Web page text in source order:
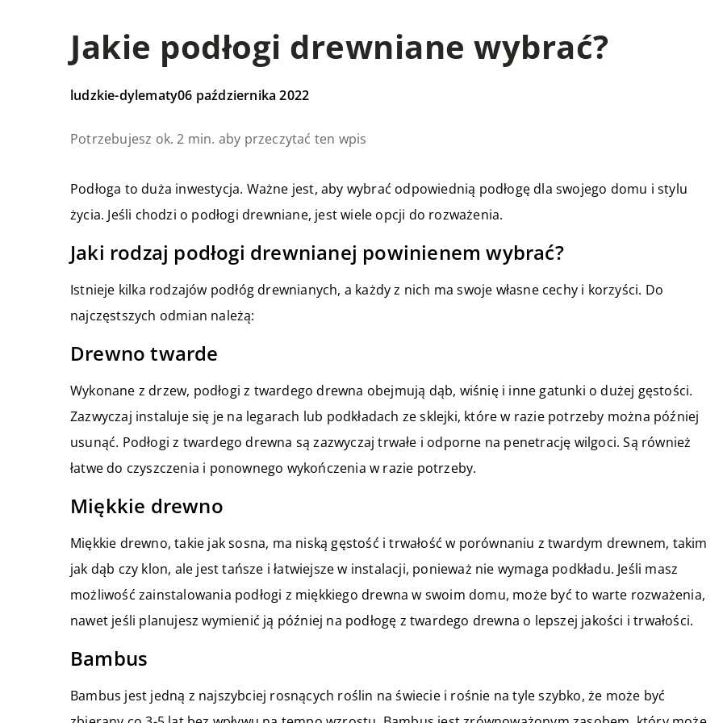
Jakie podłogi drewniane wybrać?
ludzkie-dylematy06 października 2022
Potrzebujesz ok. 2 min. aby przeczytać ten wpis
Podłoga to duża inwestycja. Ważne jest, aby wybrać odpowiednią podłogę dla swojego domu i stylu
życia. Jeśli chodzi o podłogi drewniane, jest wiele opcji do rozważenia.
Jaki rodzaj podłogi drewnianej powinienem wybrać?
Istnieje kilka rodzajów podłóg drewnianych, a każdy z nich ma swoje własne cechy i korzyści. Do
najczęstszych odmian należą:
Drewno twarde
Wykonane z drzew, podłogi z twardego drewna obejmują dąb, wiśnię i inne gatunki o dużej gęstości.
Zazwyczaj instaluje się je na legarach lub podkładach ze sklejki, które w razie potrzeby można później
usunąć. Podłogi z twardego drewna są zazwyczaj trwałe i odporne na penetrację wilgoci. Są również
łatwe do czyszczenia i ponownego wykończenia w razie potrzeby.
Miękkie drewno
Miękkie drewno, takie jak sosna, ma niską gęstość i trwałość w porównaniu z twardym drewnem, takim
jak dąb czy klon, ale jest tańsze i łatwiejsze w instalacji, ponieważ nie wymaga podkładu. Jeśli masz
możliwość zainstalowania podłogi z miękkiego drewna w swoim domu, może być to warte rozważenia,
nawet jeśli planujesz wymienić ją później na podłogę z twardego drewna o lepszej jakości i trwałości.
Bambus
Bambus jest jedną z najszybciej rosnących roślin na świecie i rośnie na tyle szybko, że może być